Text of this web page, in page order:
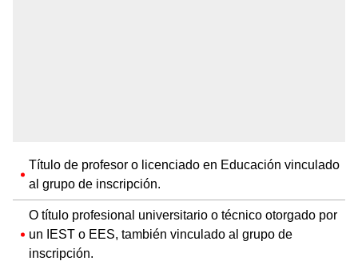
Título de profesor o licenciado en Educación vinculado
al grupo de inscripción.
O título profesional universitario o técnico otorgado por
un IEST o EES, también vinculado al grupo de
inscripción.